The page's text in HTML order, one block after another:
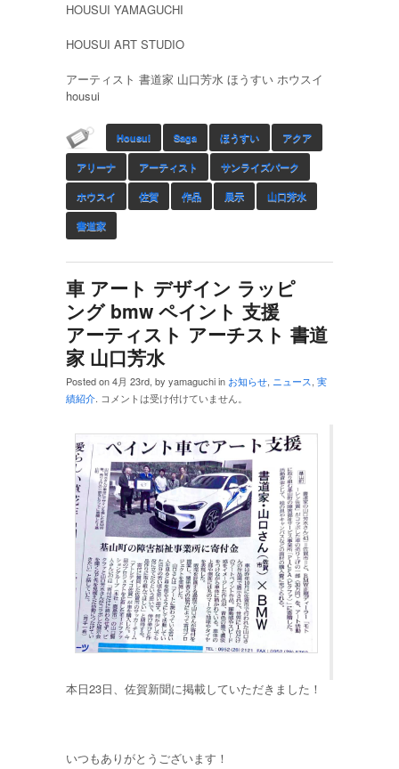
HOUSUI YAMAGUCHI
HOUSUI ART STUDIO
アーティスト 書道家 山口芳水 ほうすい ホウスイ
housui
Housui Saga ほうすい アクア
アリーナ アーティスト サンライズパーク
ホウスイ 佐賀 作品 展示 山口芳水
書道家
車 アート デザイン ラッピ
ング bmw ペイント 支援
アーティスト アーチスト 書道
家 山口芳水
Posted on 4月 23rd, by yamaguchi in お知らせ, ニュース, 実
績紹介. コメントは受け付けていません。
本日23日、佐賀新聞に掲載していただきました！
いつもありがとうございます！